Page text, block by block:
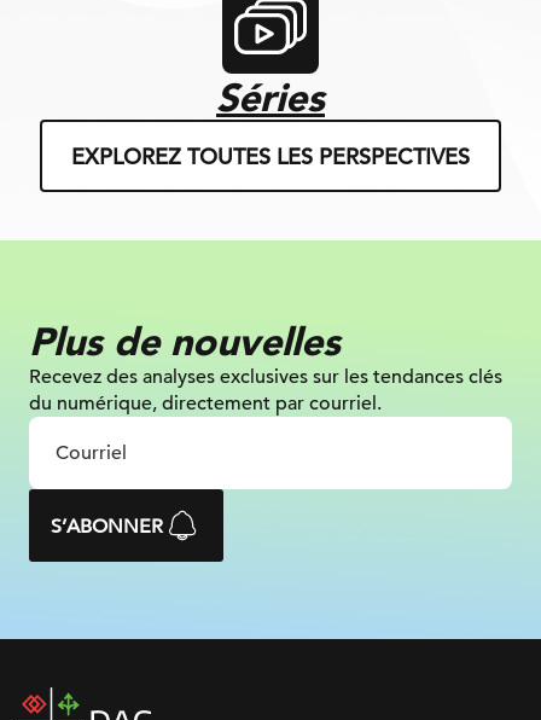
Séries
EXPLOREZ TOUTES LES PERSPECTIVES
Plus de nouvelles
Recevez des analyses exclusives sur les tendances clés
du numérique, directement par courriel.
S’ABONNER
DAC